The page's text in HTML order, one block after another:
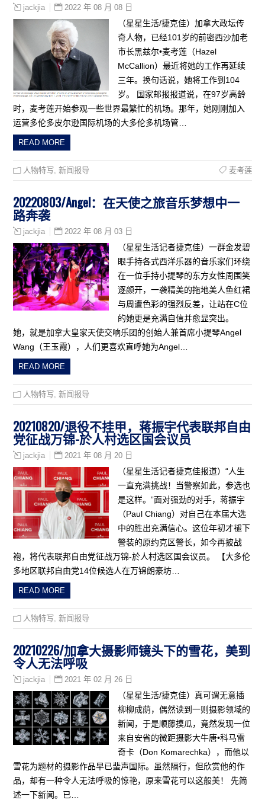
jackjia 2022 年 08 月 08 日
（星星生活/捷克佳）加拿大政坛传
奇人物，已经101岁的前密西沙加老
市长黑兹尔•麦考莲（Hazel
McCallion）最近将她的工作再延续
三年。换句话说，她将工作到104
岁。 国家邮报报道说，在97岁高龄
时，麦考莲开始参观一些世界最繁忙的机场。那年，她刚刚加入
运营多伦多皮尔逊国际机场的大多伦多机场管…
READ MORE
人物特写 ,新闻报导 麦考莲
20220803/Angel：在天使之旅音乐梦想中一
路奔袭
jackjia 2022 年 08 月 03 日
（星星生活记者捷克佳）一群金发碧
眼手持各式西洋乐器的音乐家们环绕
在一位手持小提琴的东方女性周围笑
逐颜开，一袭精美的拖地美人鱼红裙
与周遭色彩的强烈反差，让站在C位
的她更是充满自信并愈显突出。
她，就是加拿大皇家天使交响乐团的创始人兼首席小提琴Angel
Wang（王玉霞），人们更喜欢直呼她为Angel…
READ MORE
人物特写 ,新闻报导
20210820/退役不挂甲，蒋振宇代表联邦自由
党征战万锦-於人村选区国会议员
jackjia 2021 年 08 月 20 日
（星星生活记者捷克佳报道）“人生
一直充满挑战！当警察如此，参选也
是这样。”面对强劲的对手，蒋振宇
（Paul Chiang）对自己在本届大选
中的胜出充满信心。这位年初才褪下
警装的原约克区警长，如今再披战
袍，将代表联邦自由党征战万锦-於人村选区国会议员。 【大多伦
多地区联邦自由党14位候选人在万锦朗豪坊…
READ MORE
人物特写 ,新闻报导
20210226/加拿大摄影师镜头下的雪花，美到
令人无法呼吸
jackjia 2021 年 02 月 26 日
（星星生活/捷克佳）真可谓无意插
柳柳成荫，偶然读到一则摄影领域的
新闻，于是顺藤摸瓜，竟然发现一位
来自安省的微距摄影大牛唐•科马雷
奇卡（Don Komarechka），而他以
雪花为题材的摄影作品早已蜚声国际。虽然隔行，但欣赏他的作
品，却有一种令人无法呼吸的惊艳，原来雪花可以这般美！ 先简
述一下新闻。已…